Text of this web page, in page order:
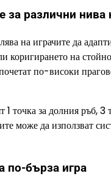
за различни нива
на играчите да
коригирането на
по-високи
точка за долния ръб,
може да използват
по-бърза игра